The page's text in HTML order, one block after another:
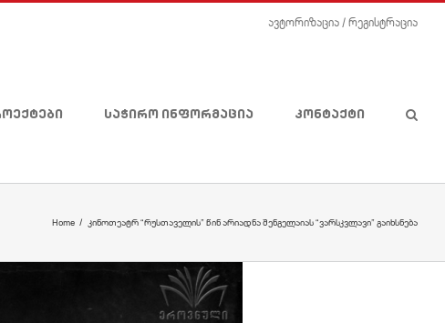
ავტორიზაცია / რეგისტრაცია
საჭირო ინფორმაცია კონტაქტი
Home / კინოთეატრ “რუსთაველის” წინ არიადნა შენგელაიას “ვარსკვლავი” გაიხსნება